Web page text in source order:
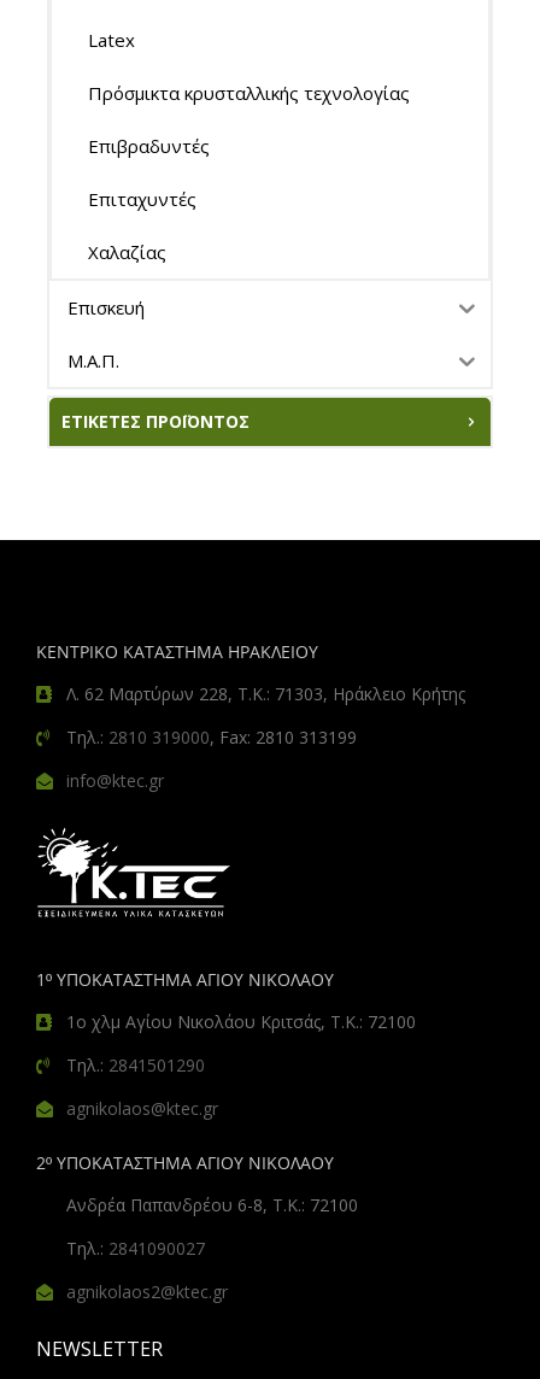
Latex
Πρόσμικτα κρυσταλλικής τεχνολογίας
Επιβραδυντές
Επιταχυντές
Χαλαζίας
Επισκευή
Μ.Α.Π.
ΕΤΙΚΈΤΕΣ ΠΡΟΪΌΝΤΟΣ
ΚΕΝΤΡΙΚΟ ΚΑΤΑΣΤΗΜΑ ΗΡΑΚΛΕΙΟΥ
Λ. 62 Μαρτύρων 228, Τ.Κ.: 71303, Ηράκλειο Κρήτης
Τηλ.: 2810 319000, Fax: 2810 313199
info@ktec.gr
1º ΥΠΟΚΑΤΑΣΤΗΜΑ ΑΓΙΟΥ ΝΙΚΟΛΑΟΥ
1ο χλμ Αγίου Νικολάου Κριτσάς, Τ.Κ.: 72100
Τηλ.: 2841501290
agnikolaos@ktec.gr
2º ΥΠΟΚΑΤΑΣΤΗΜΑ ΑΓΙΟΥ ΝΙΚΟΛΑΟΥ
Ανδρέα Παπανδρέου 6-8, Τ.Κ.: 72100
Τηλ.: 2841090027
agnikolaos2@ktec.gr
NEWSLETTER